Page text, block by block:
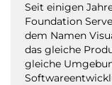
Seit einigen
Foundation
dem Namen
das gleiche
gleiche